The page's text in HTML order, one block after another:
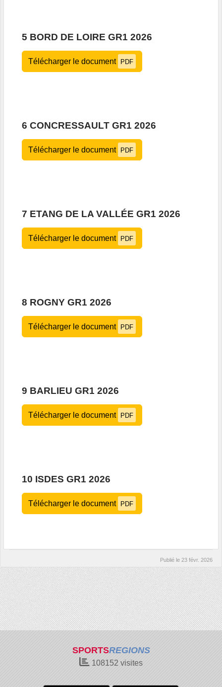
5 BORD DE LOIRE GR1 2026
Télécharger le document PDF
6 CONCRESSAULT GR1 2026
Télécharger le document PDF
7 ETANG DE LA VALLÉE GR1 2026
Télécharger le document PDF
8 ROGNY GR1 2026
Télécharger le document PDF
9 BARLIEU GR1 2026
Télécharger le document PDF
10 ISDES GR1 2026
Télécharger le document PDF
Publié le 23 févr. 2026
SPORTSREGIONS
108152 visites